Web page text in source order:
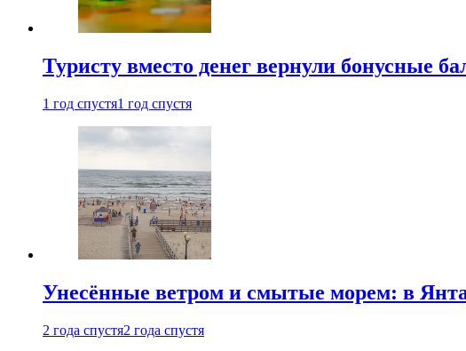
Туристу вместо денег вернули бонусные
1 год спустя1 год спустя
Унесённые ветром и смытые морем: в
2 года спустя2 года спустя